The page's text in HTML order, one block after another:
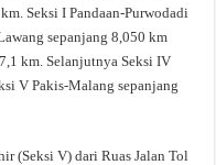
Seksi I Pandaan-Purwodadi
sepanjang 8,050 km
km. Selanjutnya Seksi IV
V Pakis-Malang sepanjang
(Seksi V) dari Ruas Jalan Tol